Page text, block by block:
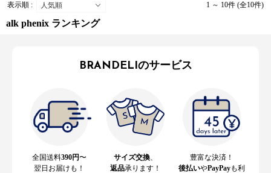
表示順 : 1 ～ 10件 (全10件)
alk phenix ランキング
BRANDELIのサービス
全国送料390円〜
翌日お届けも！
サイズ交換
返品承ります！
豊富な決済！
後払いやPayPayも利